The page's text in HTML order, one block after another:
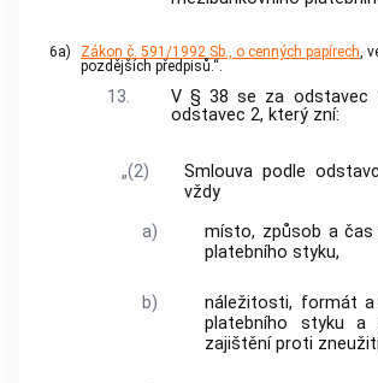
6a) Zákon č. 591/1992 Sb., o cenných papírech,
pozdějších předpisů.“.
13.
V § 38 se za odstavec
odstavec 2, který zní:
„(2)
Smlouva podle
vždy
a)
místo, způsob a čas
platebního styku,
b)
náležitosti, formát
platebního styku a
zajištění proti